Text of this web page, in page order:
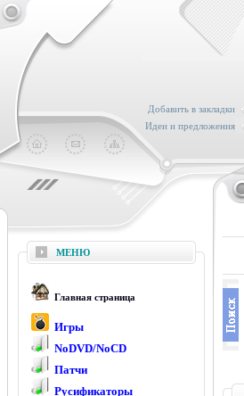
Добавить в закладки
Идеи и предложения
МЕНЮ
Главная страница
Игры
NoDVD/NoCD
Патчи
Русификаторы